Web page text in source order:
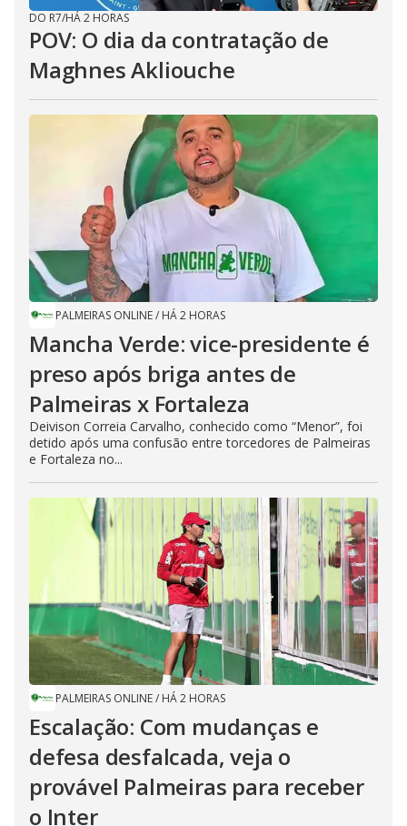
DO R7/HÁ 2 HORAS
POV: O dia da contratação de
Maghnes Akliouche
PALMEIRAS ONLINE/ HÁ 2 HORAS
Mancha Verde: vice-presidente é
preso após briga antes de
Palmeiras x Fortaleza
Deivison Correia Carvalho, conhecido como “Menor”, foi
detido após uma confusão entre torcedores de Palmeiras
e Fortaleza no...
PALMEIRAS ONLINE/ HÁ 2 HORAS
Escalação: Com mudanças e
defesa desfalcada, veja o
provável Palmeiras para receber
o Inter